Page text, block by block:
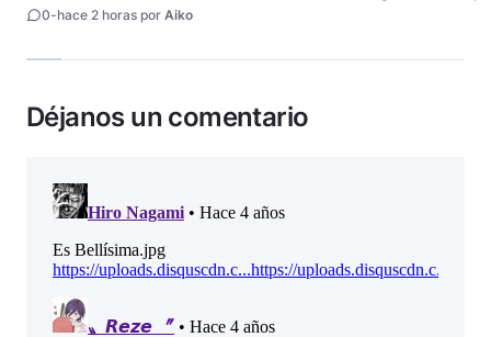
0-hace 2 horas por Aiko
Déjanos un comentario